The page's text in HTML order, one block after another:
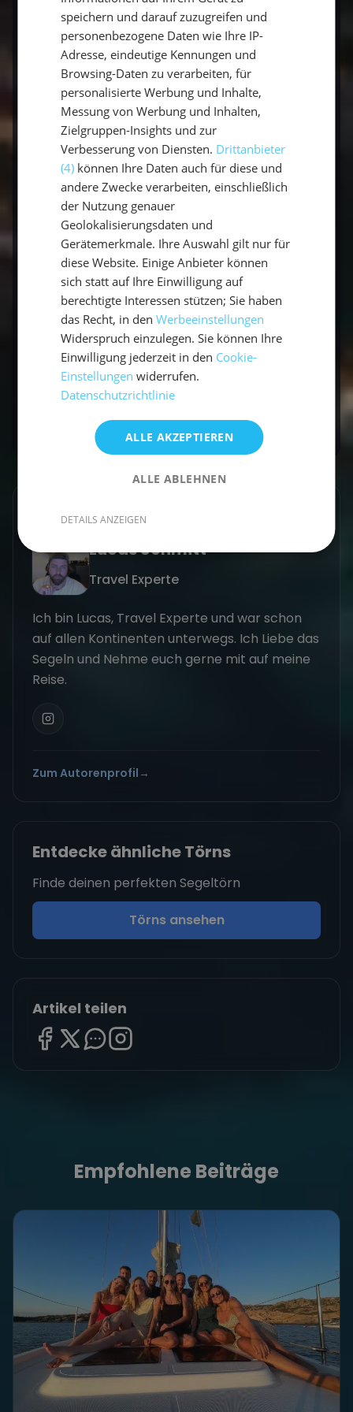
Bevölkerung mit Respekt gegenüber und lass
dich vom Charme der verschiedenen Länder
verzaubern.
Dies sind ein paar Segeltörn Tipps, die wir
jeden alten und neuen Mitseglern und
Mitseglerinnen mit auf den Weg geben. Alle
anderen wichtigen Hinweise und Punkte, die es
zu beachten gibt, bekommst Du von uns
Schritt für Schritt nach deiner Buchung mit auf
den Weg, sodass der Segelboot Trip für dich
einfach und problemlos zu planen ist.
Kontakt
Buchen
Lucas Schmitt
Travel Experte
Ich bin Lucas, Travel Experte und war schon
auf allen Kontinenten unterwegs. Ich Liebe das
Segeln und Nehme euch gerne mit auf meine
Reise.
Zum Autorenprofil →
Entdecke ähnliche Törns
Finde deinen perfekten Segeltörn
Törns ansehen
Artikel teilen
Empfohlene Beiträge
speichern und darauf zuzugreifen und
personenbezogene Daten wie Ihre IP-
Adresse, eindeutige Kennungen und
Browsing-Daten zu verarbeiten, für
personalisierte Werbung und Inhalte,
Messung von Werbung und Inhalten,
Zielgruppen-Insights und zur
Verbesserung von Diensten. Drittanbieter
(4) können Ihre Daten auch für diese und
andere Zwecke verarbeiten, einschließlich
der Nutzung genauer
Geolokalisierungsdaten und
Gerätemerkmale. Ihre Auswahl gilt nur für
diese Website. Einige Anbieter können
sich statt auf Ihre Einwilligung auf
berechtigte Interessen stützen; Sie haben
das Recht, in denWerbeeinstellungen
Widerspruch einzulegen. Sie können Ihre
Einwilligung jederzeit in den Cookie-
Einstellungen widerrufen.
Datenschutzrichtlinie
ALLE AKZEPTIEREN
ALLE ABLEHNEN
DETAILS ANZEIGEN